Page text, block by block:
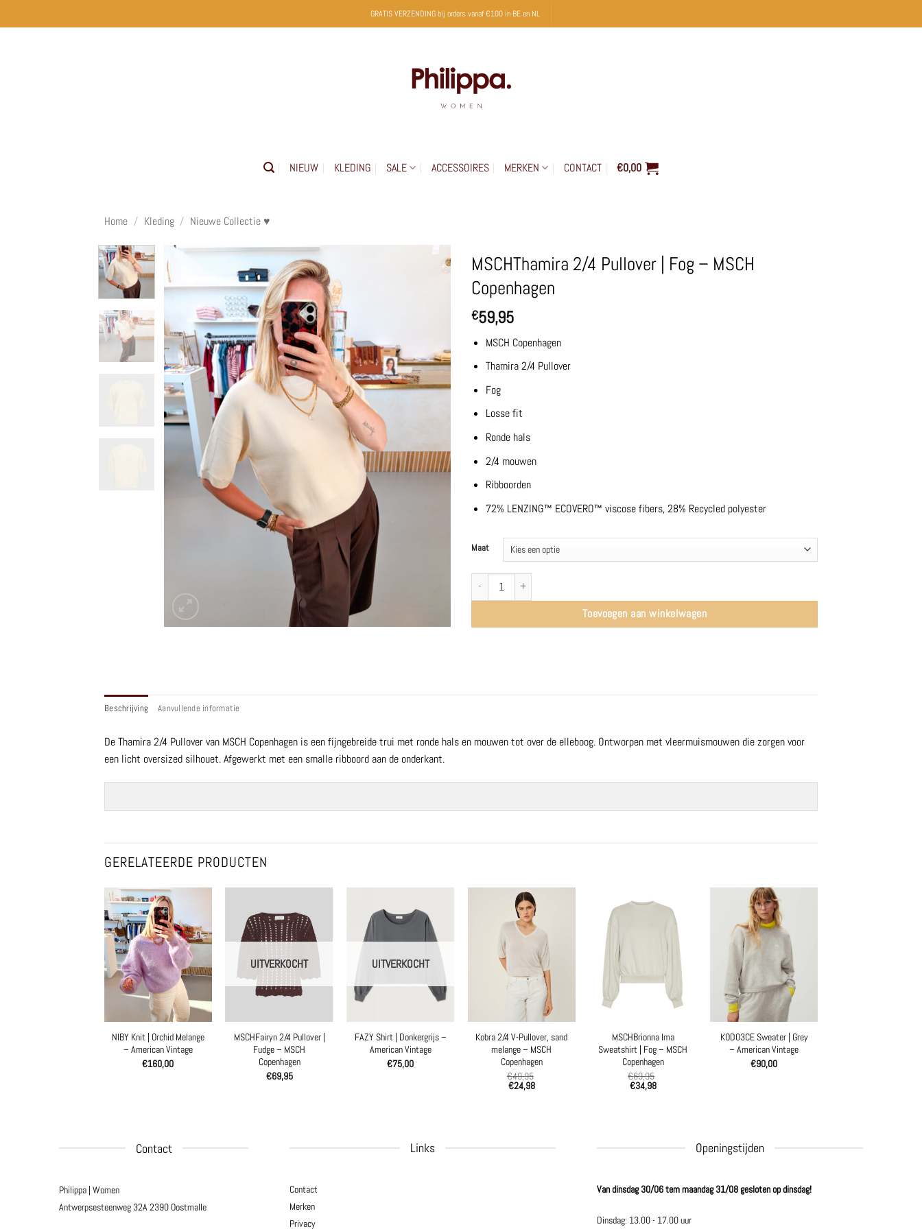
naar
GRATIS VERZENDING bij orders vanaf €100 in BE en NL
NIEUW KLEDING SALE ACCESSOIRES MERKEN CONTACT €0,00
Home / Kleding / Nieuwe Collectie ♥
MSCHThamira 2/4 Pullover | Fog – MSCH
Copenhagen
€59,95
MSCH Copenhagen
Thamira 2/4 Pullover
Fog
Losse fit
Ronde hals
2/4 mouwen
Ribboorden
72% LENZING™ ECOVERO™ viscose fibers, 28% Recycled polyester
Maat
MSCHThamira 2/4 Pullover | Fog - MSCH Copenhagen aantal
Toevoegen aan winkelwagen
Beschrijving Aanvullende informatie
De Thamira 2/4 Pullover van MSCH Copenhagen is een fijngebreide trui met ronde hals en mouwen tot over de elleboog. Ontworpen met vleermuismouwen die zorgen voor
een licht oversized silhouet. Afgewerkt met een smalle ribboord aan de onderkant.
GERELATEERDE PRODUCTEN
NIBY Knit | Orchid Melange
– American Vintage
€160,00
UITVERKOCHT
MSCHFairyn 2/4 Pullover |
Fudge – MSCH
Copenhagen
€69,95
UITVERKOCHT
FAZY Shirt | Donkergrijs –
American Vintage
€75,00
Kobra 2/4 V-Pullover, sand
melange – MSCH
Copenhagen
€49,95
€24,98
MSCHBrionna Ima
Sweatshirt | Fog – MSCH
Copenhagen
€69,95
€34,98
KOD03CE Sweater | Grey
– American Vintage
€90,00
Contact
Philippa | Women
Antwerpsesteenweg 32A2390 Oostmalle
Links
Contact
Merken
Privacy
Openingstijden
Van dinsdag 30/06 tem maandag 31/08 gesloten op dinsdag!
Dinsdag: 13.00 - 17.00 uur